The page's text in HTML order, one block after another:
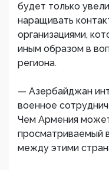
будет только
наращивать
организациями,
иным образом в
региона.
— Азербайджан
военное
Чем Армения
просматриваемый
между этими